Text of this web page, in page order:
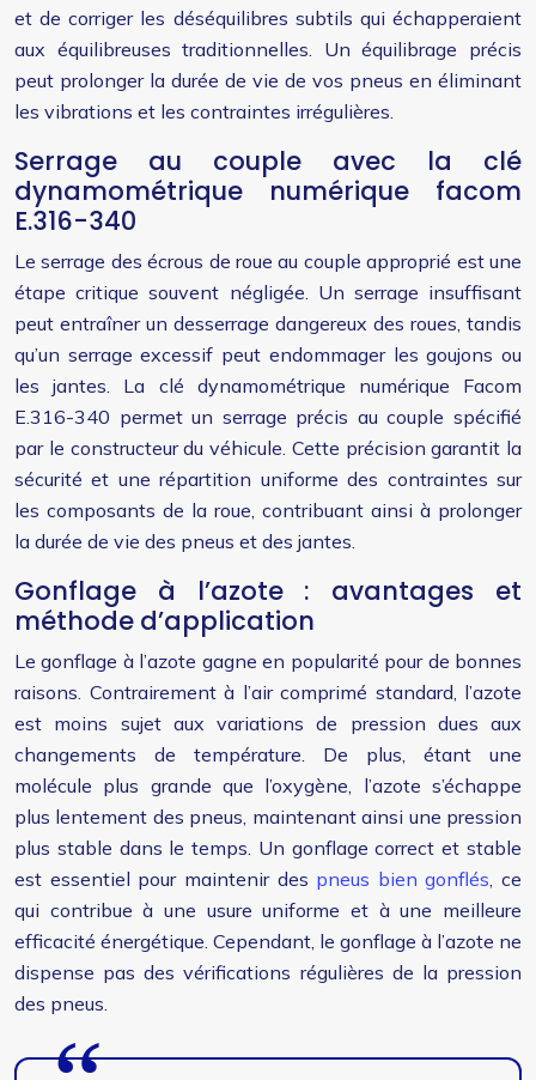
et de corriger les déséquilibres subtils qui échapperaient
aux équilibreuses traditionnelles. Un équilibrage précis
peut prolonger la durée de vie de vos pneus en éliminant
les vibrations et les contraintes irrégulières.
Serrage au couple avec la clé
dynamométrique numérique facom
E.316-340
Le serrage des écrous de roue au couple approprié est une
étape critique souvent négligée. Un serrage insuffisant
peut entraîner un desserrage dangereux des roues, tandis
qu’un serrage excessif peut endommager les goujons ou
les jantes. La clé dynamométrique numérique Facom
E.316-340 permet un serrage précis au couple spécifié
par le constructeur du véhicule. Cette précision garantit la
sécurité et une répartition uniforme des contraintes sur
les composants de la roue, contribuant ainsi à prolonger
la durée de vie des pneus et des jantes.
Gonflage à l’azote : avantages et
méthode d’application
Le gonflage à l’azote gagne en popularité pour de bonnes
raisons. Contrairement à l’air comprimé standard, l’azote
est moins sujet aux variations de pression dues aux
changements de température. De plus, étant une
molécule plus grande que l’oxygène, l’azote s’échappe
plus lentement des pneus, maintenant ainsi une pression
plus stable dans le temps. Un gonflage correct et stable
est essentiel pour maintenir des pneus bien gonflés , ce
qui contribue à une usure uniforme et à une meilleure
efficacité énergétique. Cependant, le gonflage à l’azote ne
dispense pas des vérifications régulières de la pression
des pneus.